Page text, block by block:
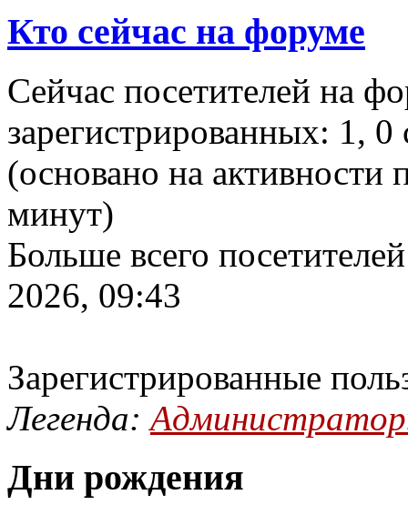
Кто сейчас на форуме
Сейчас посетителей на
зарегистрированных: 1,
(основано на активности
минут)
Больше всего
2026, 09:43
Зарегистрированные
Легенда:
Дни рождения